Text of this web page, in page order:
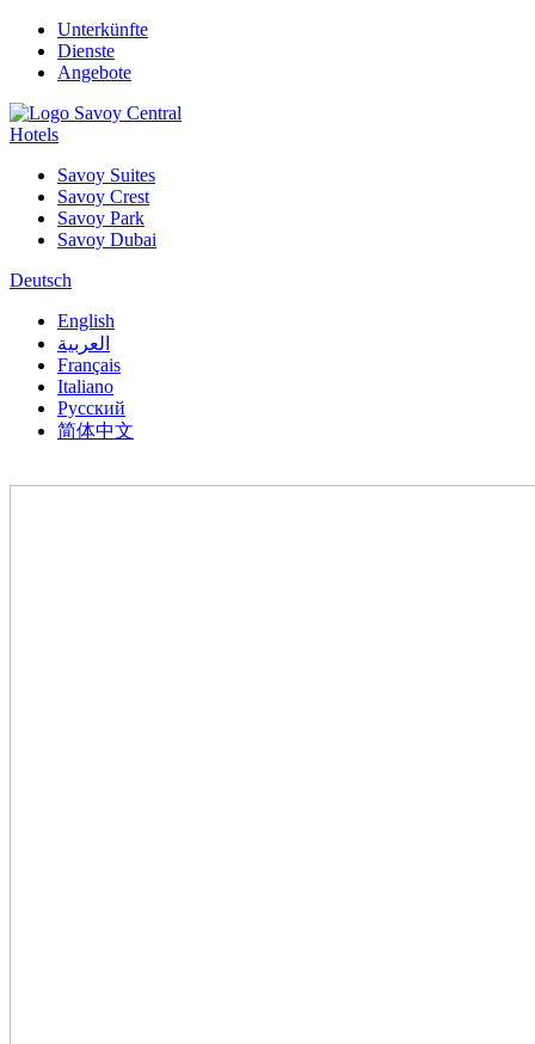
Unterkünfte
Dienste
Angebote
Hotels
Savoy Suites
Savoy Crest
Savoy Park
Savoy Dubai
Deutsch
English
العربية
Français
Italiano
Русский
简体中文